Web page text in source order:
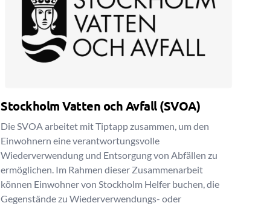
Stockholm Vatten och Avfall (SVOA)
Die SVOA arbeitet mit Tiptapp zusammen, um den
Einwohnern eine verantwortungsvolle
Wiederverwendung und Entsorgung von Abfällen zu
ermöglichen. Im Rahmen dieser Zusammenarbeit
können Einwohner von Stockholm Helfer buchen, die
Gegenstände zu Wiederverwendungs- oder